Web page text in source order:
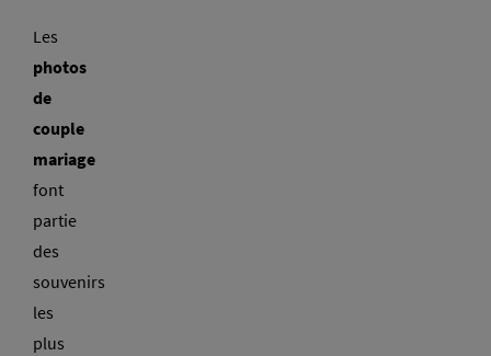
Les
photos
de
couple
mariage
font
partie
des
souvenirs
les
plus